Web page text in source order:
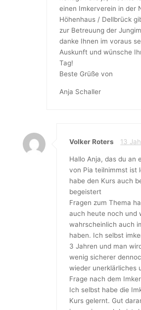
einen Imkerverein in der
Höhenhaus / Dellbrück
zur Betreuung der
danke Ihnen im voraus
Auskunft und wünsche
Tag!
Beste Grüße von
Anja Schaller
Volker Roters 13
Hallo Anja, das du an
von Pia teilnimmst ist
habe den Kurs auch
begeistert
Fragen zum Thema
auch heute noch und
wahrscheinlich auch
haben. Ich selbst
3 Jahren und man
wenig sicherer
wieder unerklärliches
Frage nach dem
Ich selbst habe die
Kurs gelernt. Gut